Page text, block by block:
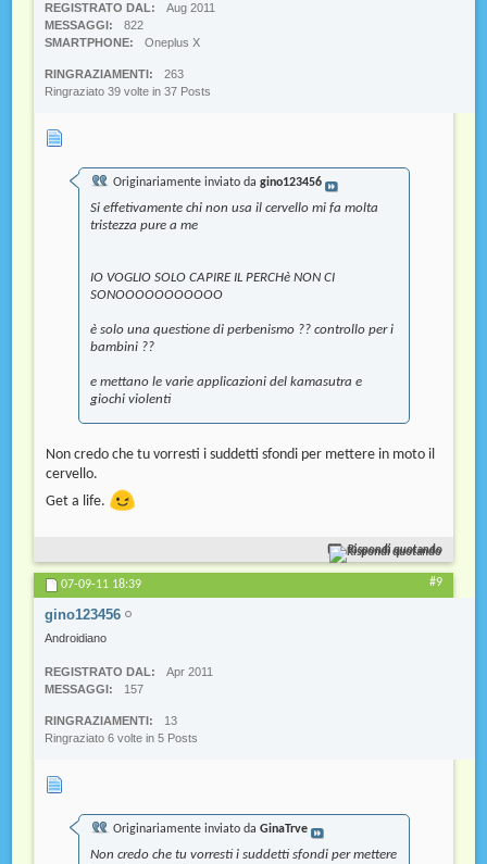
REGISTRATO DAL
Aug 2011
MESSAGGI
822
SMARTPHONE
Oneplus X
RINGRAZIAMENTI
263
Ringraziato 39 volte in 37 Posts
Originariamente inviato dagino123456
Si effetivamente chi non usa il cervello mi fa molta
tristezza pure a me
IO VOGLIO SOLO CAPIRE IL PERCHè NON CI
SONOOOOOOOOOOO
è solo una questione di perbenismo ?? controllo per i
bambini ??
e mettano le varie applicazioni del kamasutra e
giochi violenti
Non credo che tu vorresti i suddetti sfondi per mettere in moto il
cervello.
Get a life.
Rispondi quotando
07-09-11 18:39 #9
gino123456
Androidiano
REGISTRATO DAL
Apr 2011
MESSAGGI
157
RINGRAZIAMENTI
13
Ringraziato 6 volte in 5 Posts
Originariamente inviato daGinaTrve
Non credo che tu vorresti i suddetti sfondi per mettere